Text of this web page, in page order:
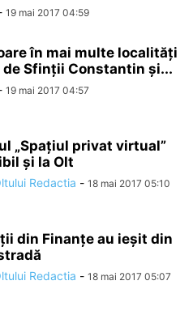
19 mai 2017 04:59
în mai multe localităţi
de Sfinţii Constantin şi...
19 mai 2017 04:57
„Spaţiul privat virtual”
şi la Olt
Redactia - 18 mai 2017 05:10
din Finanțe au ieșit din
Redactia - 18 mai 2017 05:07